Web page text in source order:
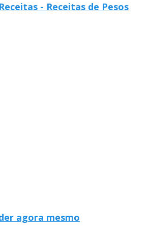
- Receitas de Pesos
agora mesmo